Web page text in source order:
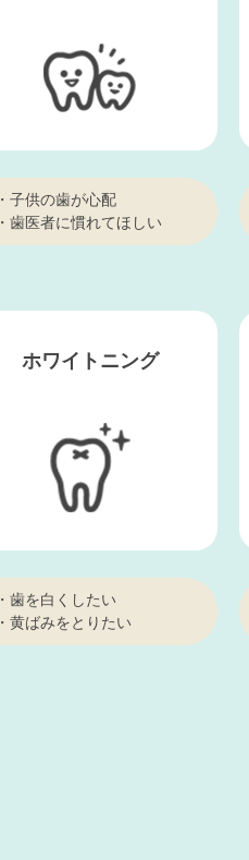
・子供の歯が心配
・歯医者に慣れてほしい
ホワイトニング
・歯を白くしたい
・黄ばみをとりたい